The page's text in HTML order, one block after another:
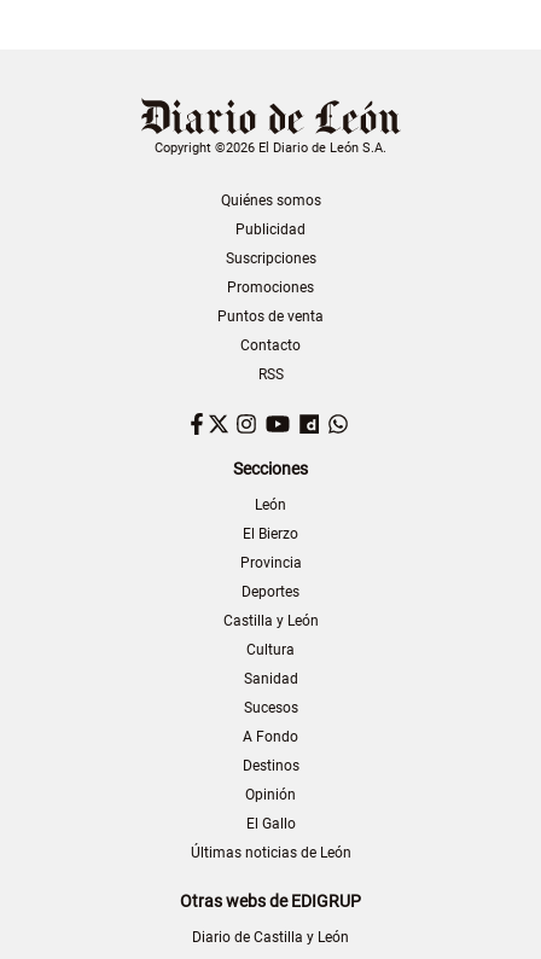
Copyright ©2026 El Diario de León S.A.
Quiénes somos
Publicidad
Suscripciones
Promociones
Puntos de venta
Contacto
RSS
Facebook
TwitterInstagram
YouTubeDailymotion
Secciones
León
El Bierzo
Provincia
Deportes
Castilla y León
Cultura
Sanidad
Sucesos
A Fondo
Destinos
Opinión
El Gallo
Últimas noticias de León
Otras webs de EDIGRUP
Diario de Castilla y León